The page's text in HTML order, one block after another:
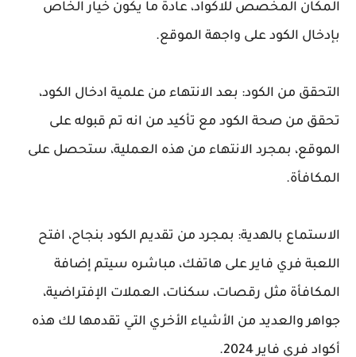
المكان المخصص للاكواد، عادة ما يكون خيار الخاص
بإدخال الكود على واجهة الموقع.
التحقق من الكود: بعد الانتهاء من علمية ادخال الكود،
تحقق من صحة الكود مع تأكيد من انه تم قبوله على
الموقع، بمجرد الانتهاء من هذه العملية، ستحصل على
المكافأة.
الاستماع بالهدية: بمجرد من تقديم الكود بنجاح، افتح
اللعبة فري فاير على هاتفك، مباشره سيتم إضافة
المكافأة مثل رقصات، سكنات، العملات الإفتراضية،
جواهر والعديد من الأشياء الأخري التي تقدمها لك هذه
أكواد فري فاير 2024.